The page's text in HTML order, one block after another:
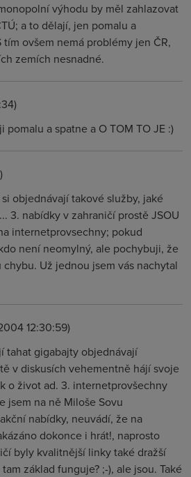
výhodu by měl zahlazovat
a to dělají, jen pomalu a
ovšem nemá problémy jen ČR,
zemích nesnadné.
a spatne a O TOM TO JE :)
objednávají takové služby, jaké
3. nabídky v zahraničí prostě JSOU
internetprovsechny; pokud
není neomylný, ale pochybuji, že
Už jednou jsem vás nachytal
12:30:59)
tahat gigabajty objednávají
v diskusích vehementně hájí svoje
o život ad. 3. internetprovšechny
jsem na ně Miloše Sovu
nabídky, neuvádí, že na
dokonce i hrát!, naprosto
byly kvalitnější linky také dražší
základ funguje? ;-), ale jsou. Také